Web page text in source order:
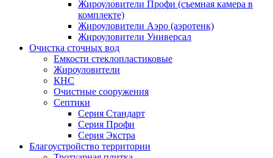
Жироуловители Профи (съемная камера в
комплекте)
Жироуловители Аэро (аэротенк)
Жироуловители Универсал
Очистка сточных вод
Емкости стеклопластиковые
Жироуловители
КНС
Очистные сооружения
Септики
Серия Стандарт
Серия Профи
Серия Экстра
Благоустройство территории